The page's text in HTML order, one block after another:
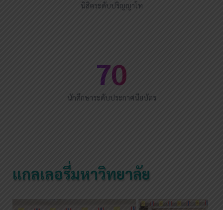
นิสิตระดับปริญญาโท
70
นักศึกษาระดับประกาศนียบัตร
แกลเลอรี่มหาวิทยาลัย